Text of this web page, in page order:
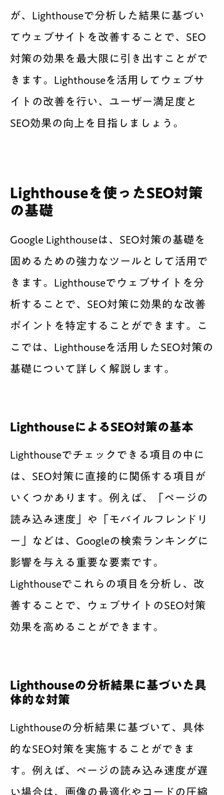
が、Lighthouseで分析した結果に基づい
てウェブサイトを改善することで、SEO
対策の効果を最大限に引き出すことがで
きます。Lighthouseを活用してウェブサ
イトの改善を行い、ユーザー満足度と
SEO効果の向上を目指しましょう。
Lighthouseを使ったSEO対策
の基礎
Google Lighthouseは、SEO対策の基礎を
固めるための強力なツールとして活用で
きます。Lighthouseでウェブサイトを分
析することで、SEO対策に効果的な改善
ポイントを特定することができます。こ
こでは、Lighthouseを活用したSEO対策の
基礎について詳しく解説します。
LighthouseによるSEO対策の基本
Lighthouseでチェックできる項目の中に
は、SEO対策に直接的に関係する項目が
いくつかあります。例えば、「ページの
読み込み速度」や「モバイルフレンドリ
ー」などは、Googleの検索ランキングに
影響を与える重要な要素です。
Lighthouseでこれらの項目を分析し、改
善することで、ウェブサイトのSEO対策
効果を高めることができます。
Lighthouseの分析結果に基づいた具
体的な対策
Lighthouseの分析結果に基づいて、具体
的なSEO対策を実施することができま
す。例えば、ページの読み込み速度が遅
い場合は、画像の最適化やコードの圧縮